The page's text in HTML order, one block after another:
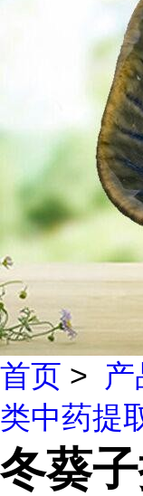
首页 >
类中药提
冬葵